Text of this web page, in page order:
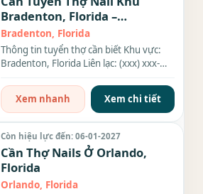
Bradenton, Florida –
Everything
Bradenton, Florida
Thông tin tuyển thợ cần biết Khu vực:
Bradenton, Florida Liên lạc: (xxx) xxx-
Xem nhanh
Xem chi tiết
Còn hiệu lực đến: 06-01-2027
Cần Thợ Nails Ở Orlando,
Florida
Orlando, Florida